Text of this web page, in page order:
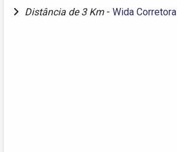
Distância de 3 Km - Wida Corretora